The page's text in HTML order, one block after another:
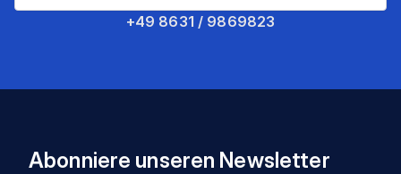
+49 8631 / 9869823
Abonniere unseren Newsletter